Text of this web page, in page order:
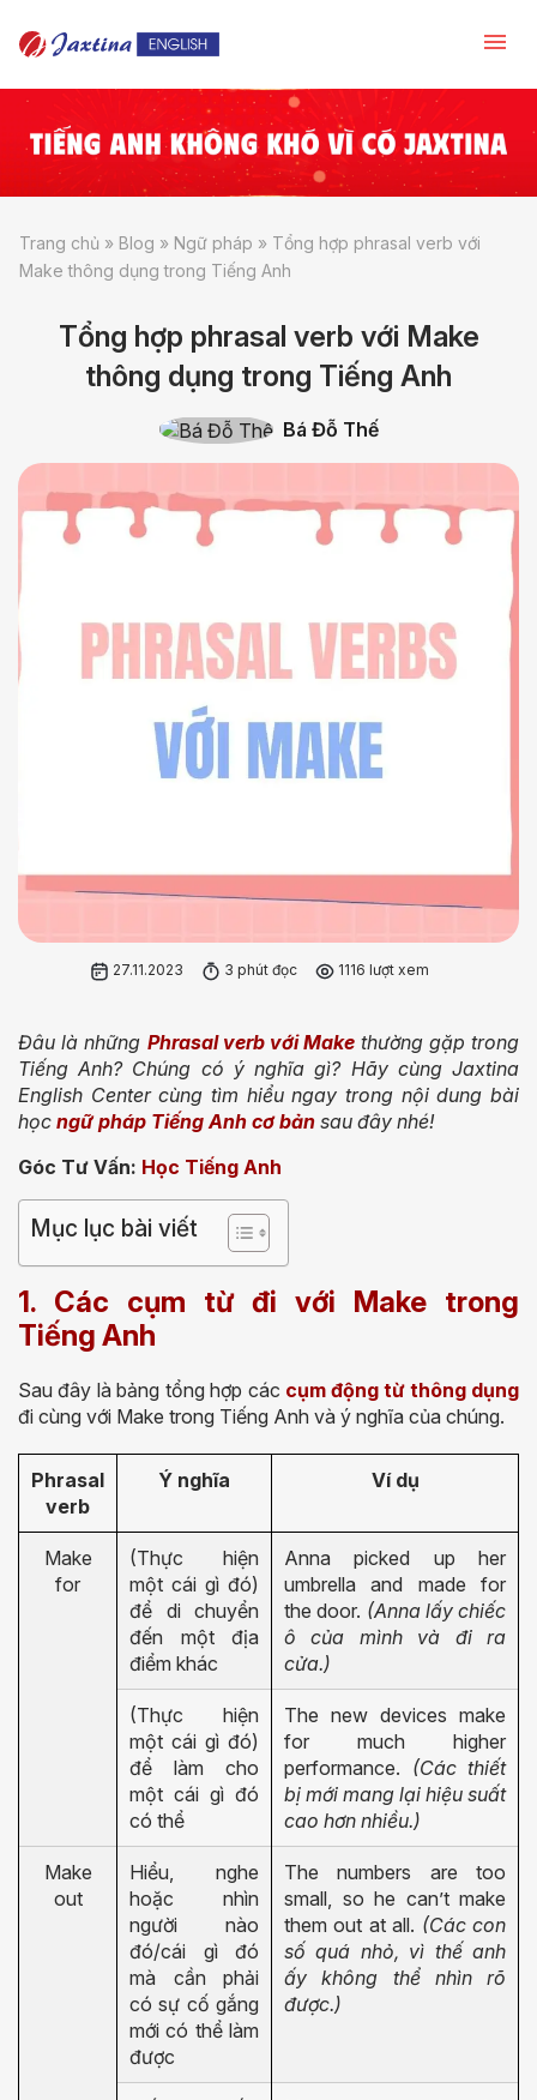
Trang chủ » Blog » Ngữ pháp » Tổng hợp phrasal verb với
Make thông dụng trong Tiếng Anh
Tổng hợp phrasal verb với Make
thông dụng trong Tiếng Anh
Bá Đỗ Thế
27.11.2023 3 phút đọc 1116 lượt xem
Đâu là những Phrasal verb với Makethường gặp trong
Tiếng Anh? Chúng có ý nghĩa gì? Hãy cùng Jaxtina
English Center cùng tìm hiểu ngay trong nội dung bài
học ngữ pháp Tiếng Anh cơ bản sau đây nhé!
Góc Tư Vấn: Học Tiếng Anh
Mục lục bài viết
1. Các cụm từ đi với Make trong
Tiếng Anh
Sau đây là bảng tổng hợp các cụm động từ thông dụng
đi cùng với Make trong Tiếng Anh và ý nghĩa của chúng.
Phrasal
verb
Ý nghĩa Ví dụ
Make
for
(Thực hiện
một cái gì đó)
để di chuyển
đến một địa
điểm khác
Anna picked up her
umbrella and made for
the door. (Anna lấy chiếc
ô của mình và đi ra
cửa.)
(Thực hiện
một cái gì đó)
để làm cho
một cái gì đó
có thể
The new devices make
for much higher
performance. (Các thiết
bị mới mang lại hiệu suất
cao hơn nhiều.)
Make
out
Hiểu, nghe
hoặc nhìn
người nào
đó/cái gì đó
mà cần phải
có sự cố gắng
mới có thể làm
được
The numbers are too
small, so he can’t make
them out at all. (Các con
số quá nhỏ, vì thế anh
ấy không thể nhìn rõ
được.)